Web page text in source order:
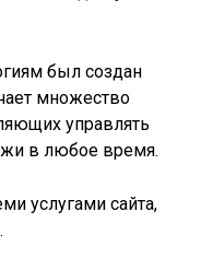
был создан
множество
управлять
в любое время.
услугами сайта,